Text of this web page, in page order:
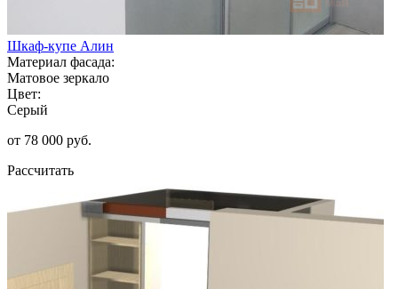
Шкаф-купе Алин
Материал фасада:
Матовое зеркало
Цвет:
Серый
от 78 000 руб.
Рассчитать